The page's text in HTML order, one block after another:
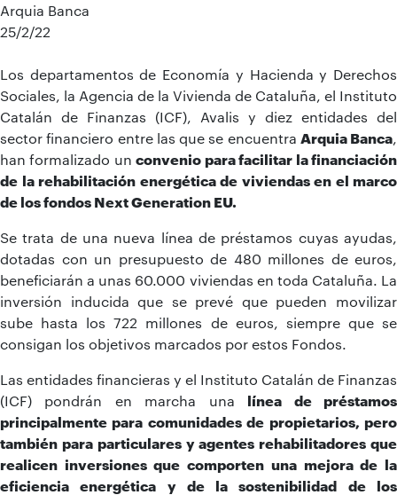
Arquia Banca
25/2/22
Los departamentos de Economía y Hacienda y Derechos
Sociales, la Agencia de la Vivienda de Cataluña, el Instituto
Catalán de Finanzas (ICF), Avalis y diez entidades del
sector financiero entre las que se encuentra Arquia Banca
han formalizado unconvenio para facilitar la financiación
de la rehabilitación energética de viviendas en el marco
de los fondos Next Generation EU.
Se trata de una nueva línea de préstamos cuyas ayudas,
dotadas con un presupuesto de 480 millones de euros,
beneficiarán a unas 60.000 viviendas en toda Cataluña. La
inversión inducida que se prevé que pueden movilizar
sube hasta los 722 millones de euros, siempre que se
consigan los objetivos marcados por estos Fondos.
Las entidades financieras y el Instituto Catalán de Finanzas
(ICF) pondrán en marcha una línea de préstamos
principalmente para comunidades de propietarios, pero
también para particulares y agentes rehabilitadores que
realicen inversiones que comporten una mejora de la
eficiencia energética y de la sostenibilidad de los